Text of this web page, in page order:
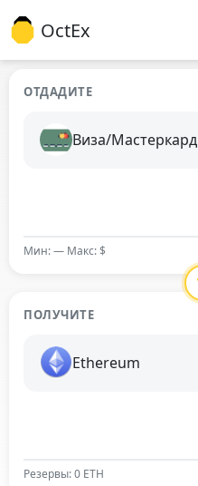
OctEx
ОТДАДИТЕ
Виза/Мастеркард
Мин: — Макс: $
ПОЛУЧИТЕ
Ethereum
Резервы: 0 ETH